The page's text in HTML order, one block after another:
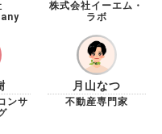
別住
出も可能です ・無
て生活できる環境を整
たい内
株式会社イーエム・
ラボ
ンサ
月山なつ
不動産専門家